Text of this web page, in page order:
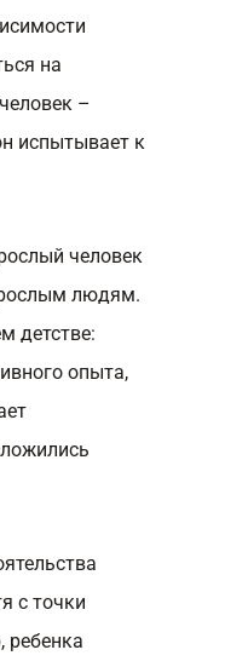
на
–
испытывает к
человек
людям.
детстве:
опыта,
с точки
ребенка